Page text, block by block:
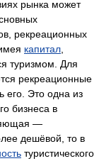
рынка может
рекреационных
капитал,
туризмом. Для
рекреационные
его. Это одна из
бизнеса в
—
дешёвой, то в
туристического